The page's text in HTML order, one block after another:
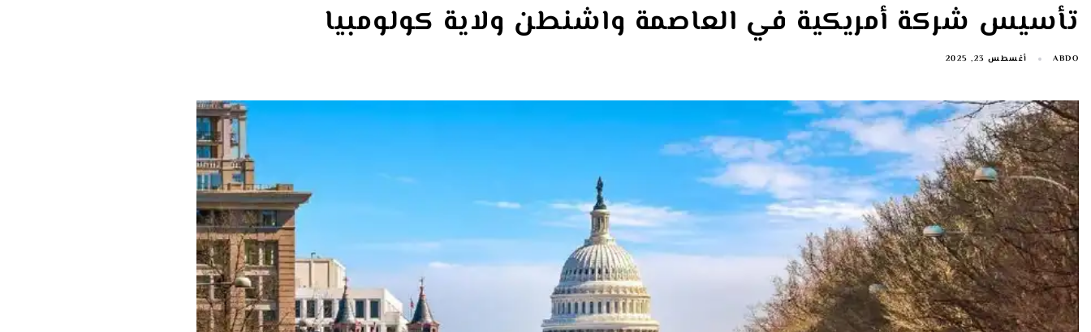
تأسيس شركة أمريكية في العاصمة واشنطن ولاية كولومبيا
ABDO أغسطس 23, 2025